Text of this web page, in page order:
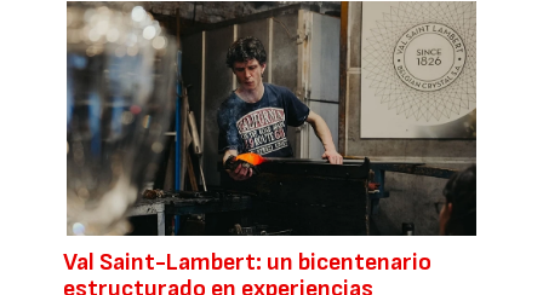
Val Saint-Lambert: un bicentenario